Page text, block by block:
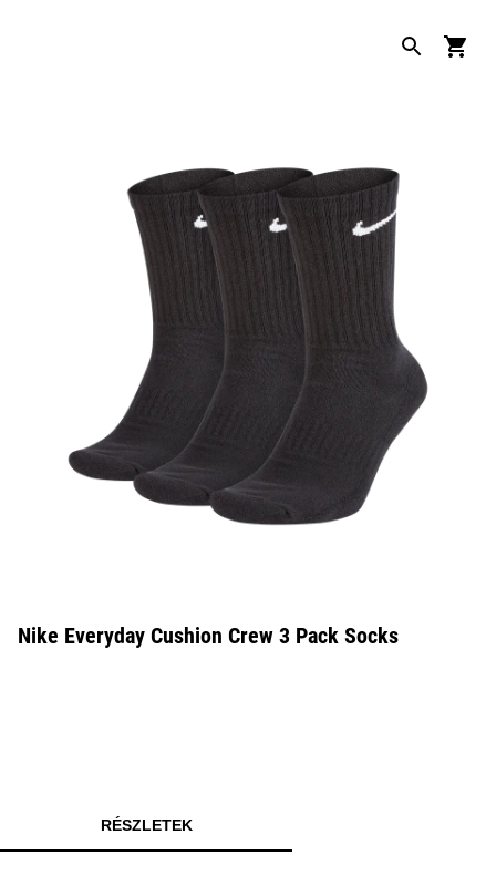
Nike Everyday Cushion Crew 3 Pack Socks
RÉSZLETEK